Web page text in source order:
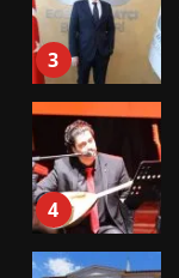
4
5